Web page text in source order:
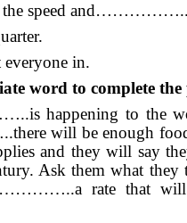
the speed
in.
word to complete the
to the
will be enough food
and they will say
Ask them what
rate that